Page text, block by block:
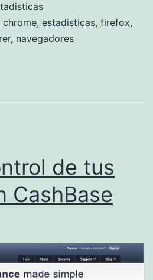
e
r
o
o
e
s
chrome, estadisticas, firefox,
, navegadores
de tus
CashBase